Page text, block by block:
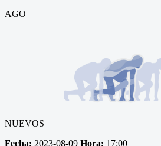
AGO
NUEVOS
Fecha: 2023-08-09 Hora: 17:00